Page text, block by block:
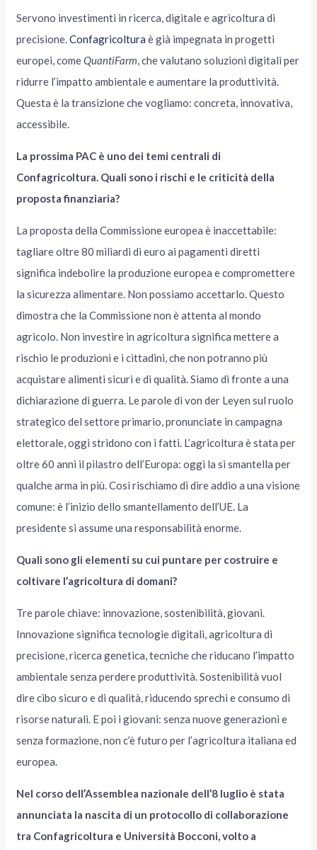
Servono investimenti in ricerca, digitale e agricoltura di
precisione.Confagricoltura è già impegnata in progetti
europei, comeQuantiFarm, che valutano soluzioni digitali per
ridurre l’impatto ambientale e aumentare la produttività.
Questa è la transizione che vogliamo: concreta, innovativa,
accessibile.
La prossima PAC è uno dei temi centrali di
Confagricoltura. Quali sono i rischi e le criticità della
proposta finanziaria?
La proposta della Commissione europea è inaccettabile:
tagliare oltre 80 miliardi di euro ai pagamenti diretti
significa indebolire la produzione europea e compromettere
la sicurezza alimentare. Non possiamo accettarlo. Questo
dimostra che la Commissione non è attenta al mondo
agricolo. Non investire in agricoltura significa mettere a
rischio le produzioni e i cittadini, che non potranno più
acquistare alimenti sicuri e di qualità. Siamo di fronte a una
dichiarazione di guerra. Le parole di von der Leyen sul ruolo
strategico del settore primario, pronunciate in campagna
elettorale, oggi stridono con i fatti. L’agricoltura è stata per
oltre 60 anni il pilastro dell’Europa: oggi la si smantella per
qualche arma in più. Così rischiamo di dire addio a una visione
comune: è l’inizio dello smantellamento dell’UE. La
presidente si assume una responsabilità enorme.
Quali sono gli elementi su cui puntare per costruire e
coltivare l’agricoltura di domani?
Tre parole chiave: innovazione, sostenibilità, giovani.
Innovazione significa tecnologie digitali, agricoltura di
precisione, ricerca genetica, tecniche che riducano l’impatto
ambientale senza perdere produttività. Sostenibilità vuol
dire cibo sicuro e di qualità, riducendo sprechi e consumo di
risorse naturali. E poi i giovani: senza nuove generazioni e
senza formazione, non c’è futuro per l’agricoltura italiana ed
europea.
Nel corso dell’Assemblea nazionale dell’8 luglio è stata
annunciata la nascita di un protocollo di collaborazione
tra Confagricoltura e Università Bocconi, volto a